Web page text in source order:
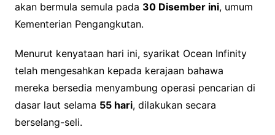
akan bermula semula pada 30 Disember ini, umum
Kementerian Pengangkutan.
Menurut kenyataan hari ini, syarikat Ocean Infinity
telah mengesahkan kepada kerajaan bahawa
mereka bersedia menyambung operasi pencarian di
dasar laut selama 55 hari, dilakukan secara
berselang-seli.